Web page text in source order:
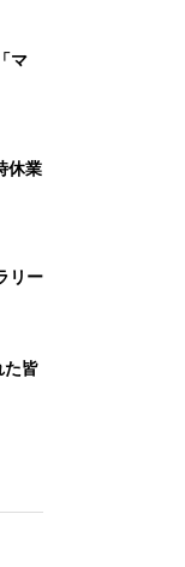
けお問い合わせ
マ
休業
リー
た皆